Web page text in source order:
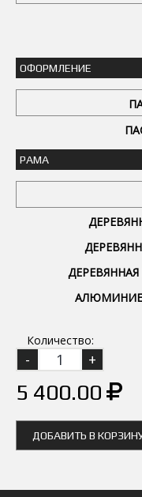
ОФОРМЛЕНИЕ
РАМА
Количество:
5 400.00
ДОБАВИТЬ В